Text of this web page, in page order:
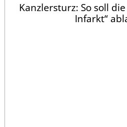
Kanzlersturz: So soll
Infarkt“